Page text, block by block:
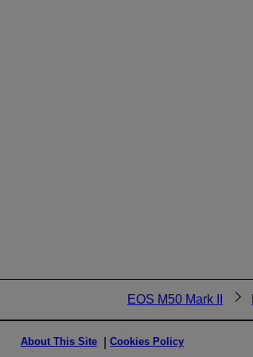
EOS M50 Mark II
About This Site Cookies Policy